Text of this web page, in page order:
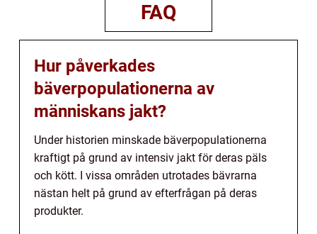
FAQ
Hur påverkades
bäverpopulationerna av
människans jakt?
Under historien minskade bäverpopulationerna
kraftigt på grund av intensiv jakt för deras päls
och kött. I vissa områden utrotades bävrarna
nästan helt på grund av efterfrågan på deras
produkter.